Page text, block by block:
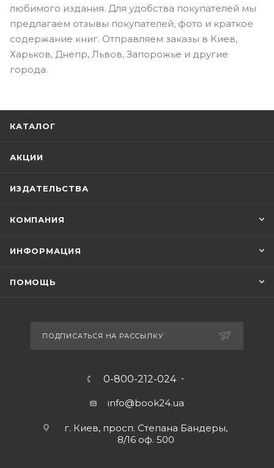
любимого издания. Для удобства покупателей мы
предлагаем отзывы покупателей, фото и краткое
содержание книг. Отправляем заказы в Киев,
Харьков, Днепр, Львов, Запорожье и другие
города.
КАТАЛОГ
АКЦИИ
ИЗДАТЕЛЬСТВА
КОМПАНИЯ
ИНФОРМАЦИЯ
ПОМОЩЬ
ПОДПИСАТЬСЯ НА РАССЫЛКУ
0-800-212-024
info@book24.ua
г. Киев, просп. Степана Бандеры,
8/16 оф. 500